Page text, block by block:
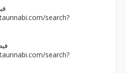
search?
search?